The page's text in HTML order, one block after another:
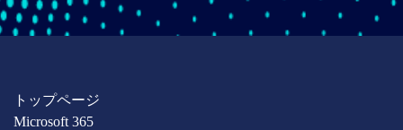
トップページ
Microsoft 365